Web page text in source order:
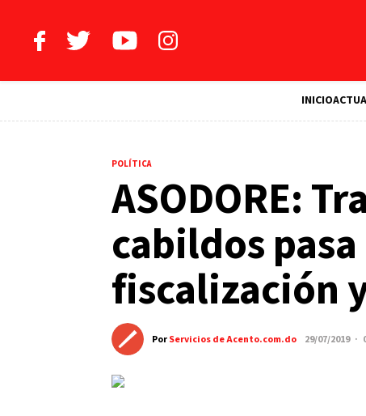
INICIO
POLÍTICA
ASODORE:
cabildos
fiscalización
PorServicios de Acento.com.do 29/07/2019 ·